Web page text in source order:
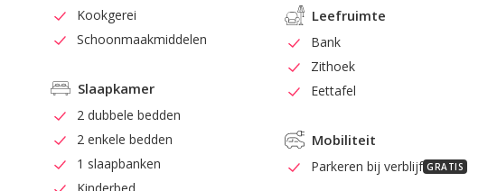
Kookgerei
Schoonmaakmiddelen
Slaapkamer
2 dubbele bedden
2 enkele bedden
1 slaapbanken
Leefruimte
Bank
Zithoek
Eettafel
Mobiliteit
Parkeren bij verblijf GRATIS